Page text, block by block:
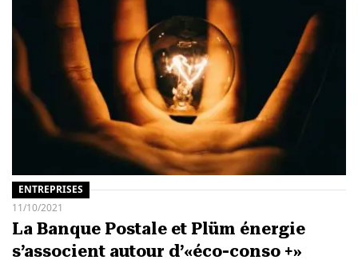
ENTREPRISES
11/10/2021
La Banque Postale et Plüm énergie
s’associent autour d’«éco-conso +»